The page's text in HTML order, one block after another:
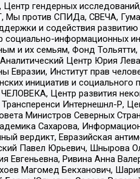
гендерных
Мы против СПИДа, СВЕЧА,
и содействия
социально-информационных
и их семьям, Фонд
Центр Юрия
Евразии, Институт прав
инициатив и социального
Центр развития
Интернешнл-Р,
Министров Северных
Сахарова,
вердикт, Евразийская
Павел Юрьевич, Шнырова
Евгеньевна, Ривина Анна
Магомед Бекханович,